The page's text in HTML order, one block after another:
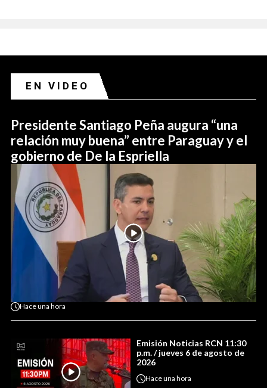
EN VIDEO
Presidente Santiago Peña augura “una
relación muy buena” entre Paraguay y el
gobierno de De la Espriella
Haceuna hora
Emisión Noticias RCN 11:30
p.m. / jueves 6 de agosto de
2026
Haceuna hora